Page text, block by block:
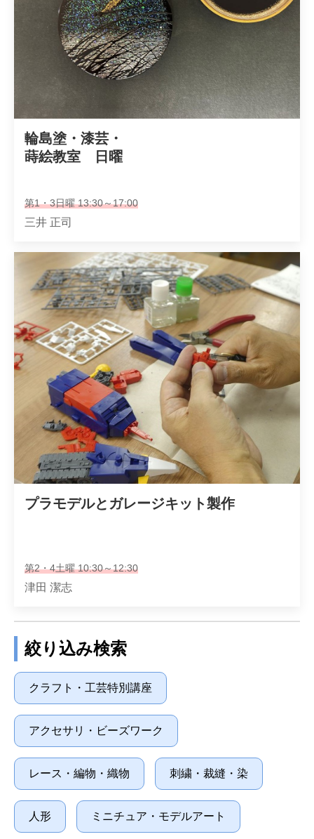
輪島塗・漆芸・
蒔絵教室　日曜
第1・3日曜 13:30～17:00
三井 正司
プラモデルとガレージキット製作
第2・4土曜 10:30～12:30
津田 潔志
絞り込み検索
クラフト・工芸特別講座
アクセサリ・ビーズワーク
レース・編物・織物 刺繍・裁縫・染
人形 ミニチュア・モデルアート